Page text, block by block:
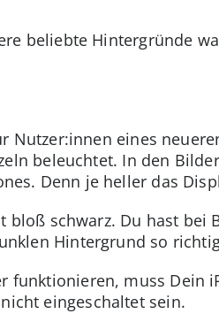
beliebte Hintergründe
Nutzer:innen eines
beleuchtet. In den
Denn je heller das
schwarz. Du hast bei
Hintergrund so
funktionieren, muss Dein
eingeschaltet sein.